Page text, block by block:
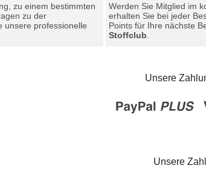
zu einem bestimmten
zu der
unsere professionelle
Werden Sie Mitglied im
erhalten Sie bei jeder
Points für Ihre nächste
Stoffclub
Unsere
Unsere